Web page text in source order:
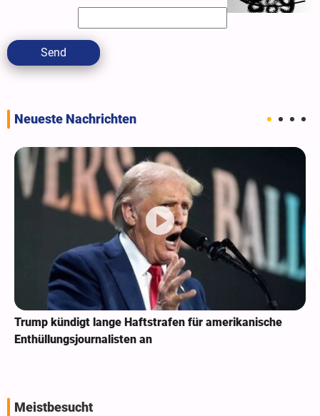
Send
Neueste Nachrichten
Trump kündigt lange Haftstrafen für amerikanische
Enthüllungsjournalisten an
Meistbesucht